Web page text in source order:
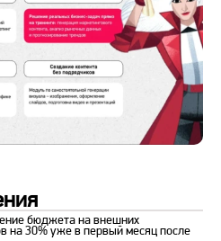
бюджета на внешних
на 30% уже в первый месяц после